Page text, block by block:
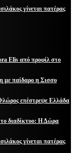
γίνεται πατέρας
Elis από προφίλ στο
με παίδαρο η Σισσυ
επέστρεψε Ελλάδα
διαδίκτυο: Η Δώρα
γίνεται πατέρας